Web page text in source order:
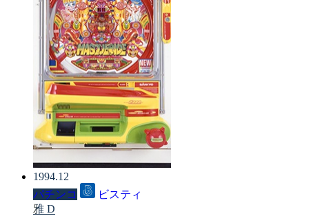
1994.12
パチンコ
ビスティ
雅 D